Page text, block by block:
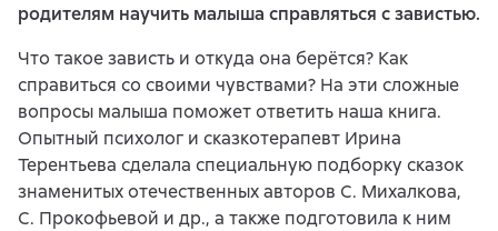
родителям научить малыша справляться с завистью.
Что такое зависть и откуда она берётся? Как
справиться со своими чувствами? На эти сложные
вопросы малыша поможет ответить наша книга.
Опытный психолог и сказкотерапевт Ирина
Терентьева сделала специальную подборку сказок
знаменитых отечественных авторов С. Михалкова,
С. Прокофьевой и др., а также подготовила к ним